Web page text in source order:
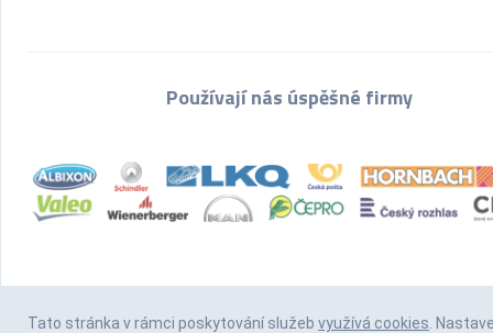
Používají nás úspěšné firmy
Tato stránka v rámci poskytování služeb využívá cookies .